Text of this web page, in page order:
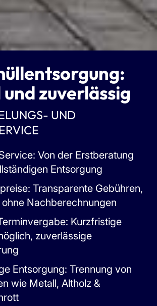
zuverlässig
UND
Von der Erstberatung
Entsorgung
Transparente Gebühren,
Nachberechnungen
Kurzfristige
zuverlässige
Entsorgung: Trennung von
wie Metall, Altholz &